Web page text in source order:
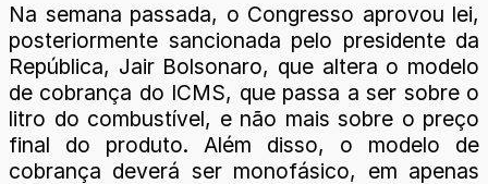
Na semana passada, o Congresso aprovou lei,
posteriormente sancionada pelo presidente da
República, Jair Bolsonaro, que altera o modelo
de cobrança do ICMS, que passa a ser sobre o
litro do combustível, e não mais sobre o preço
final do produto. Além disso, o modelo de
cobrança deverá ser monofásico, em apenas